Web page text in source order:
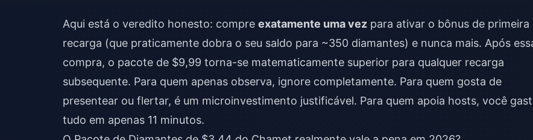
Aqui está o veredito honesto: compre exatamente uma vez para ativar o bônus de primeira
recarga (que praticamente dobra o seu saldo para ~350 diamantes) e nunca mais. Após
compra, o pacote de $9,99 torna-se matematicamente superior para qualquer recarga
subsequente. Para quem apenas observa, ignore completamente. Para quem gosta de
presentear ou flertar, é um microinvestimento justificável. Para quem apoia hosts, você
tudo em apenas 11 minutos.